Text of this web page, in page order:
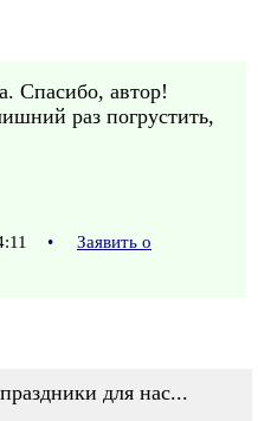
Спасибо, автор!
раз погрустить,
•
Заявить о
для нас...